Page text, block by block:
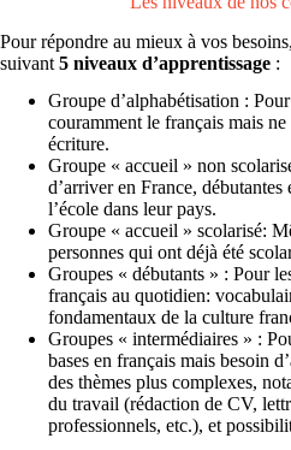
Pour répondre au mieux à vos
suivant 5 niveaux d’apprentissage :
Groupe d’alphabétisation :
couramment le français mais
écriture.
Groupe « accueil » non
d’arriver en France, débutantes
l’école dans leur pays.
Groupe « accueil » scolarisé:
personnes qui ont déjà été
Groupes « débutants » : Pour
français au quotidien:
fondamentaux de la culture
Groupes « intermédiaires » :
bases en français mais besoin
des thèmes plus complexes,
du travail (rédaction de CV,
professionnels, etc.), et